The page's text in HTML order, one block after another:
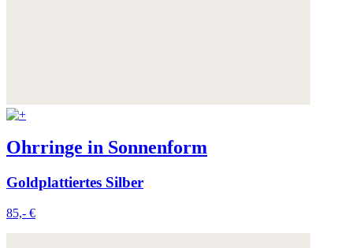
Ohrringe in Sonnenform
Goldplattiertes Silber
85,- €